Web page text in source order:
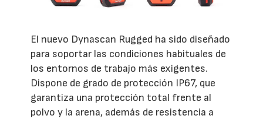
El nuevo Dynascan Rugged ha sido diseñado
para soportar las condiciones habituales de
los entornos de trabajo más exigentes.
Dispone de grado de protección IP67, que
garantiza una protección total frente al
polvo y la arena, además de resistencia a